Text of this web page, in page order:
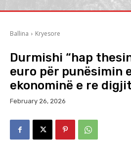
Ballina Kryesore
Durmishi “hap
euro për punësimin
ekonominë e re
February 26, 2026